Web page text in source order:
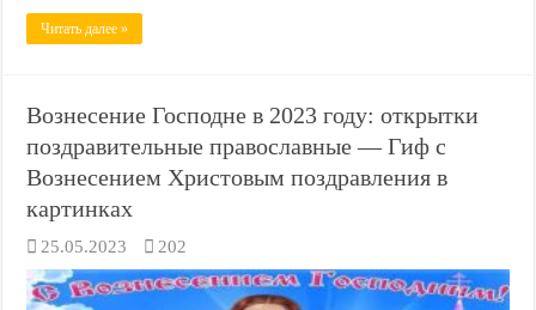
Читать далее »
Вознесение Господне в 2023 году: открытки
поздравительные православные — Гиф с
Вознесением Христовым поздравления в
картинках
25.05.2023 202